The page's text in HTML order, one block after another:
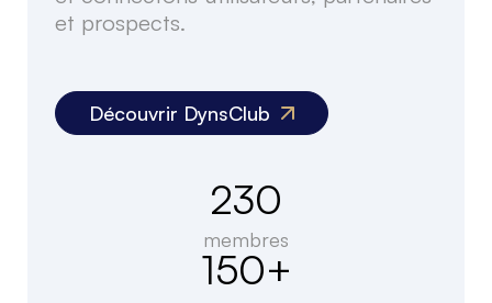
et prospects.
Découvrir DynsClub
230
membres
150+